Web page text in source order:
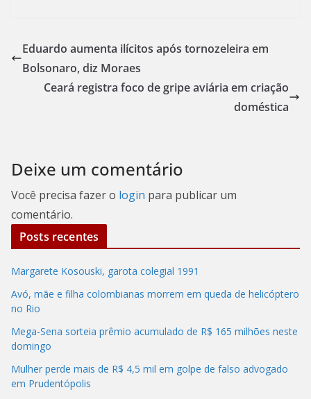
Eduardo aumenta ilícitos após tornozeleira em
Bolsonaro, diz Moraes
Ceará registra foco de gripe aviária em criação
doméstica
Deixe um comentário
Você precisa fazer o login para publicar um
comentário.
Posts recentes
Margarete Kosouski, garota colegial 1991
Avó, mãe e filha colombianas morrem em queda de helicóptero
no Rio
Mega-Sena sorteia prêmio acumulado de R$ 165 milhões neste
domingo
Mulher perde mais de R$ 4,5 mil em golpe de falso advogado
em Prudentópolis